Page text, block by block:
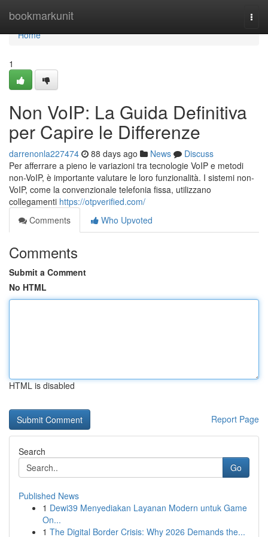
bookmarkunit
Home
Home
1
Non VoIP: La Guida Definitiva
per Capire le Differenze
darrenonla227474 88 days ago News
Discuss
Per afferrare a pieno le variazioni tra tecnologie VoIP e metodi
non-VoIP, è importante valutare le loro funzionalità. I sistemi non-
VoIP, come la convenzionale telefonia fissa, utilizzano
collegamenti https://otpverified.com/
Comments
Who Upvoted
Comments
Submit a Comment
No HTML
HTML is disabled
Report Page
Search
Go
Published News
1 Dewi39 Menyediakan Layanan Modern untuk Game
On...
1 The Digital Border Crisis: Why 2026 Demands the...